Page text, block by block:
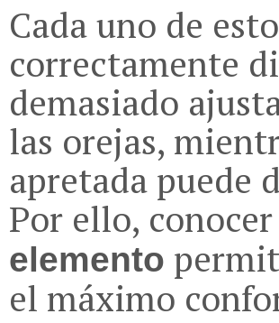
Cada uno de
correctamente
demasiado
las orejas,
apretada puede
Por ello,
elemento
el máximo